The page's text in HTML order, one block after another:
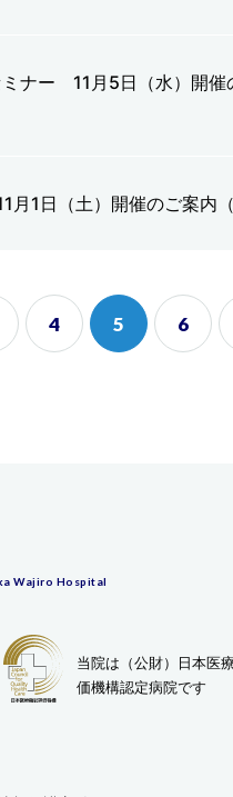
ナー 11月5日（水）開催
1日（土）開催のご案内
4 5 6
Wajiro Hospital
当院は（公財）日本医
価機構認定病院です